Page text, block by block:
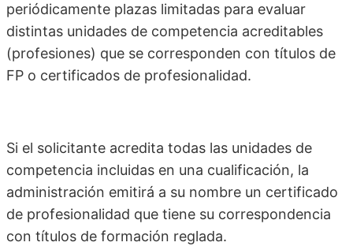
periódicamente plazas limitadas para evaluar
distintas unidades de competencia acreditables
(profesiones) que se corresponden con títulos de
FP o certificados de profesionalidad.
Si el solicitante acredita todas las unidades de
competencia incluidas en una cualificación, la
administración emitirá a su nombre un certificado
de profesionalidad que tiene su correspondencia
con títulos de formación reglada.